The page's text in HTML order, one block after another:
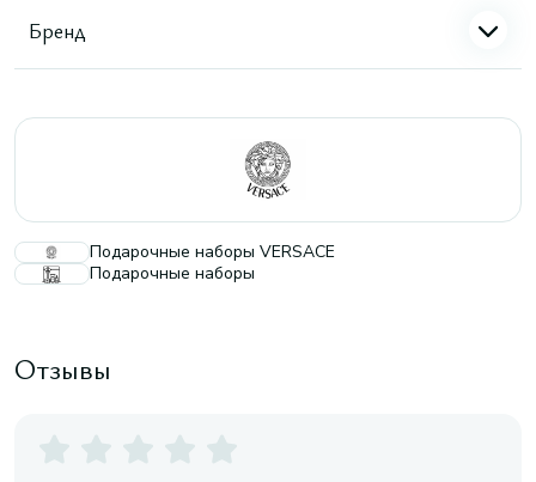
Бренд
Подарочные наборы VERSACE
Подарочные наборы
Отзывы